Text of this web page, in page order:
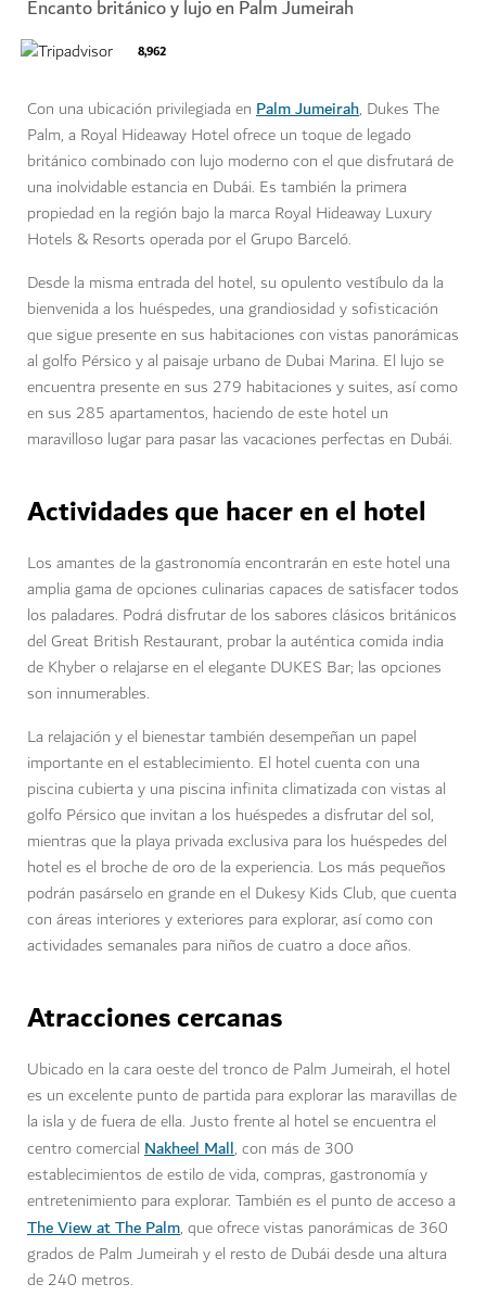
Encanto británico y lujo en Palm Jumeirah
8,962
Con una ubicación privilegiada en Palm Jumeirah, Dukes The
Palm, a Royal Hideaway Hotel ofrece un toque de legado
británico combinado con lujo moderno con el que disfrutará de
una inolvidable estancia en Dubái. Es también la primera
propiedad en la región bajo la marca Royal Hideaway Luxury
Hotels & Resorts operada por el Grupo Barceló.
Desde la misma entrada del hotel, su opulento vestíbulo da la
bienvenida a los huéspedes, una grandiosidad y sofisticación
que sigue presente en sus habitaciones con vistas panorámicas
al golfo Pérsico y al paisaje urbano de Dubai Marina. El lujo se
encuentra presente en sus 279 habitaciones y suites, así como
en sus 285 apartamentos, haciendo de este hotel un
maravilloso lugar para pasar las vacaciones perfectas en Dubái.
Actividades que hacer en el hotel
Los amantes de la gastronomía encontrarán en este hotel una
amplia gama de opciones culinarias capaces de satisfacer todos
los paladares. Podrá disfrutar de los sabores clásicos británicos
del Great British Restaurant, probar la auténtica comida india
de Khyber o relajarse en el elegante DUKES Bar; las opciones
son innumerables.
La relajación y el bienestar también desempeñan un papel
importante en el establecimiento. El hotel cuenta con una
piscina cubierta y una piscina infinita climatizada con vistas al
golfo Pérsico que invitan a los huéspedes a disfrutar del sol,
mientras que la playa privada exclusiva para los huéspedes del
hotel es el broche de oro de la experiencia. Los más pequeños
podrán pasárselo en grande en el Dukesy Kids Club, que cuenta
con áreas interiores y exteriores para explorar, así como con
actividades semanales para niños de cuatro a doce años.
Atracciones cercanas
Ubicado en la cara oeste del tronco de Palm Jumeirah, el hotel
es un excelente punto de partida para explorar las maravillas de
la isla y de fuera de ella. Justo frente al hotel se encuentra el
centro comercial Nakheel Mall, con más de 300
establecimientos de estilo de vida, compras, gastronomía y
entretenimiento para explorar. También es el punto de acceso a
The View at The Palm, que ofrece vistas panorámicas de 360
grados de Palm Jumeirah y el resto de Dubái desde una altura
de 240 metros.